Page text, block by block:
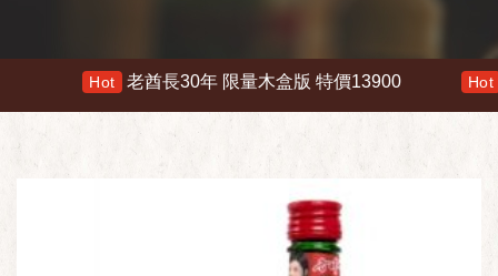
老酋長30年 限量木盒版 特價13900 響